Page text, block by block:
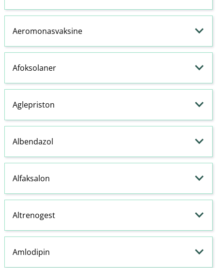
Aeromonasvaksine
Afoksolaner
Aglepriston
Albendazol
Alfaksalon
Altrenogest
Amlodipin